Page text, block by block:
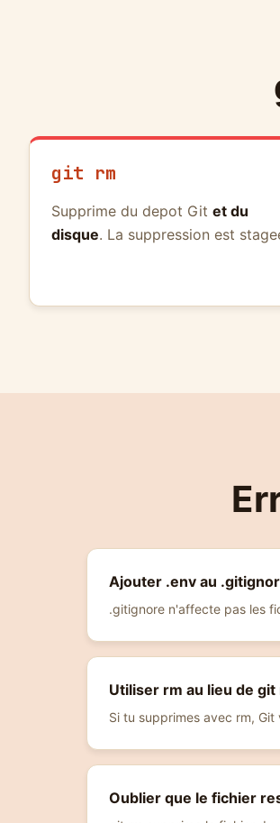
git rm
Supprime du depot Git et du
disque. La suppression est
Ajouter .env au
.gitignore n'affecte pas les
Utiliser rm au lieu de git
Si tu supprimes avec rm,
Oublier que le fichier